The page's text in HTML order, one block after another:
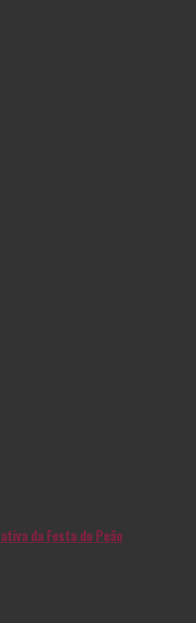
da Festa do Peão